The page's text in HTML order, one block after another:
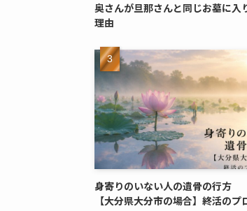
奥さんが​旦那さんと​同じ​お墓に​入
理由
身寄りのいない​人の​遺骨の​行方​
【大分県大分市の​場合】終活の​プ